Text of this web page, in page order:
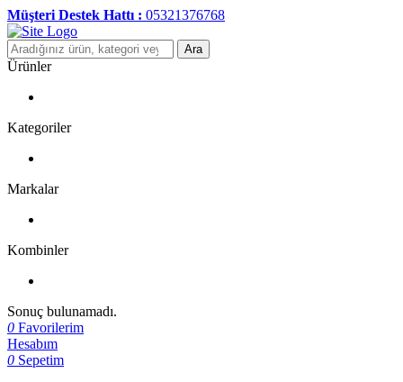
Müşteri Destek Hattı : 05321376768
Ara
Ürünler
Kategoriler
Markalar
Kombinler
Sonuç bulunamadı.
0 Favorilerim
Hesabım
0 Sepetim